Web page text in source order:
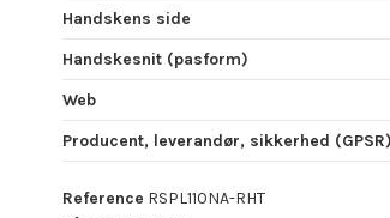
Handskens side
Handskesnit (pasform)
Web
Producent, leverandør, sikkerhed (GPSR)
Reference RSPL110NA-RHT